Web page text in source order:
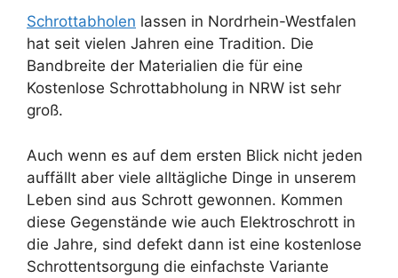
Schrottabholen lassen in Nordrhein-Westfalen
hat seit vielen Jahren eine Tradition. Die
Bandbreite der Materialien die für eine
Kostenlose Schrottabholung in NRW ist sehr
groß.
Auch wenn es auf dem ersten Blick nicht jeden
auffällt aber viele alltägliche Dinge in unserem
Leben sind aus Schrott gewonnen. Kommen
diese Gegenstände wie auch Elektroschrott in
die Jahre, sind defekt dann ist eine kostenlose
Schrottentsorgung die einfachste Variante